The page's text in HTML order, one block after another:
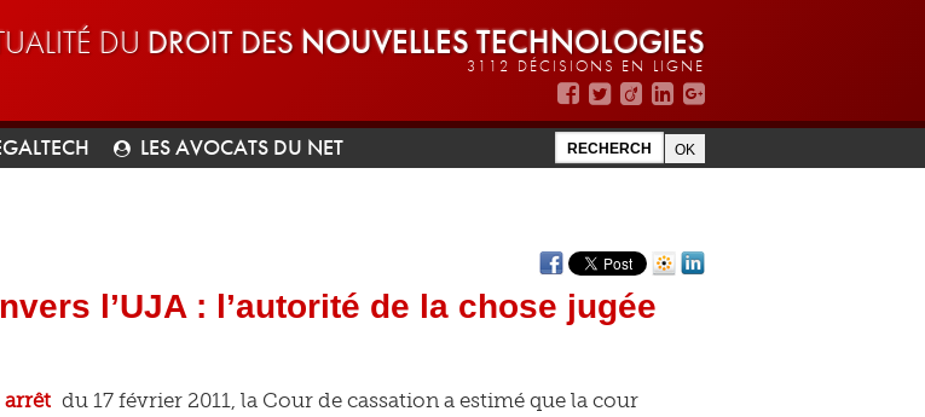
DU DROIT DES NOUVELLES TECHNOLOGIES
3112 DÉCISIONS EN LIGNE
LES AVOCATS DU NET
l’UJA : l’autorité de la chose jugée
arrêt du 17 février 2011, la Cour de cassation a estimé que la cour